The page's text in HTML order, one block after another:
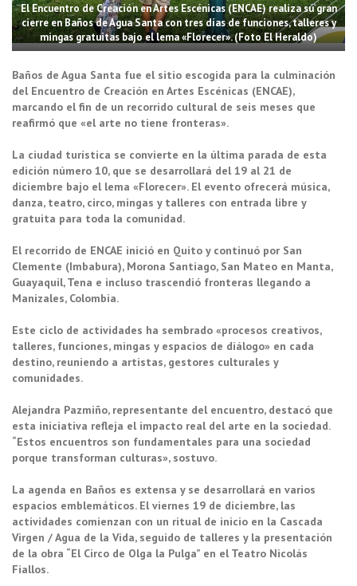
El Encuentro de Creación en Artes Escénicas (ENCAE) realiza su gran
cierre en Baños de Agua Santa con tres días de funciones, talleres y
mingas gratuitas bajo el lema «Florecer». (Foto El Heraldo)
Baños de Agua Santa fue el sitio escogida para la culminación
del Encuentro de Creación en Artes Escénicas (ENCAE),
marcando el fin de un recorrido cultural de seis meses que
reafirmó que «el arte no tiene fronteras».
La ciudad turística se convierte en la última parada de esta
edición número 10, que se desarrollará del 19 al 21 de
diciembre bajo el lema «Florecer». El evento ofrecerá música,
danza, teatro, circo, mingas y talleres con entrada libre y
gratuita para toda la comunidad.
El recorrido de ENCAE inició en Quito y continuó por San
Clemente (Imbabura), Morona Santiago, San Mateo en Manta,
Guayaquil, Tena e incluso trascendió fronteras llegando a
Manizales, Colombia.
Este ciclo de actividades ha sembrado «procesos creativos,
talleres, funciones, mingas y espacios de diálogo» en cada
destino, reuniendo a artistas, gestores culturales y
comunidades.
Alejandra Pazmiño, representante del encuentro, destacó que
esta iniciativa refleja el impacto real del arte en la sociedad.
“Estos encuentros son fundamentales para una sociedad
porque transforman culturas», sostuvo.
La agenda en Baños es extensa y se desarrollará en varios
espacios emblemáticos. El viernes 19 de diciembre, las
actividades comienzan con un ritual de inicio en la Cascada
Virgen / Agua de la Vida, seguido de talleres y la presentación
de la obra “El Circo de Olga la Pulga” en el Teatro Nicolás
Fiallos.